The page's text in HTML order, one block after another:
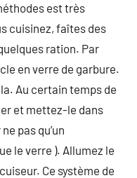
est très
cuisinez, faîtes des
ration. Par
en verre de garbure.
Au certain temps de
et mettez-le dans
pas qu’un
le verre ). Allumez le
Ce système de